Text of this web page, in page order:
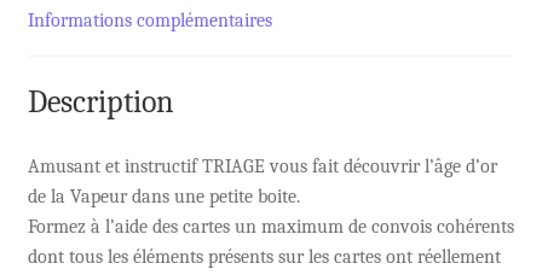
Informations complémentaires
Description
Amusant et instructif TRIAGE vous fait découvrir l’âge d’or
de la Vapeur dans une petite boite.
Formez à l’aide des cartes un maximum de convois cohérents
dont tous les éléments présents sur les cartes ont réellement